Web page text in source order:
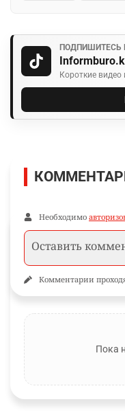
ПОДПИШИТЕСЬ
Короткие
Необходимо
Комментарии
Пока